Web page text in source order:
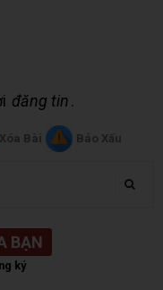
đăng tin.
Xóa Bài Báo Xấu
BẠN
ký